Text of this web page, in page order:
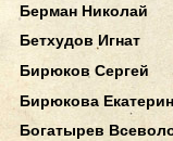
Берман Николай
Бетхудов Игнат
Бирюков Сергей
Бирюкова
Богатырев